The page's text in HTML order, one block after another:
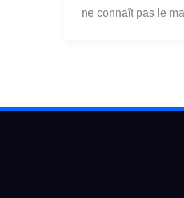
ne connaît pas le